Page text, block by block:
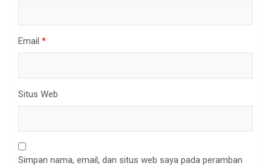
Email *
Situs Web
Simpan nama, email, dan situs web saya pada peramban